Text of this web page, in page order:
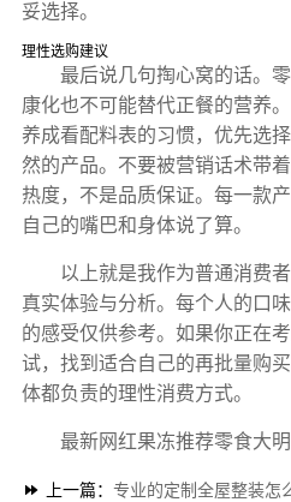
妥选择。
理性选购建议
最后说几句掏心窝的话。
康化也不可能替代正餐的营养
养成看配料表的习惯，优先选
然的产品。不要被营销话术带
热度，不是品质保证。每一款
自己的嘴巴和身体说了算。
以上就是我作为普通消费
真实体验与分析。每个人的口
的感受仅供参考。如果你正在
试，找到适合自己的再批量购
体都负责的理性消费方式。
最新网红果冻推荐零食大
上一篇： 专业的定制全屋整装怎